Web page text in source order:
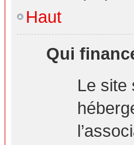
Haut
Qui
Le site